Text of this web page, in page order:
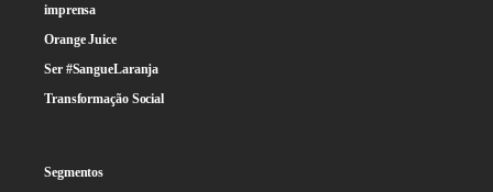
imprensa
Orange Juice
Ser #SangueLaranja
Transformação Social
Segmentos